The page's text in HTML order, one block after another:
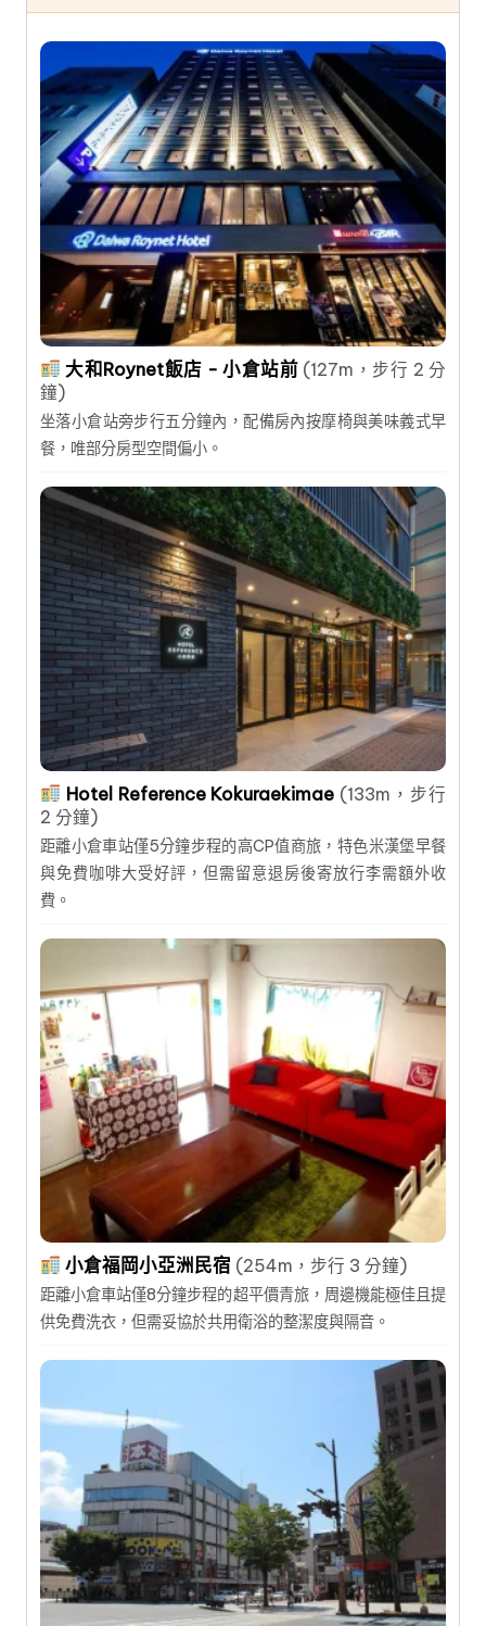
大和Roynet飯店 - 小倉站前 (127m，步行 2 分
鐘)
坐落小倉站旁步行五分鐘內，配備房內按摩椅與美味義式早
餐，唯部分房型空間偏小。
Hotel Reference Kokuraekimae (133m，步行
2 分鐘)
距離小倉車站僅5分鐘步程的高CP值商旅，特色米漢堡早餐
與免費咖啡大受好評，但需留意退房後寄放行李需額外收
費。
小倉福岡小亞洲民宿 (254m，步行 3 分鐘)
距離小倉車站僅8分鐘步程的超平價青旅，周邊機能極佳且提
供免費洗衣，但需妥協於共用衛浴的整潔度與隔音。